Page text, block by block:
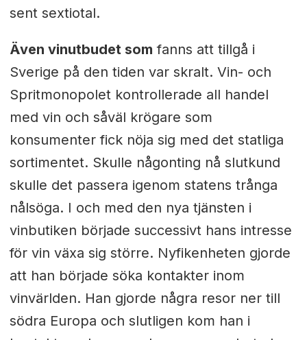
sent sextiotal.
Även vinutbudet som fanns att tillgå i
Sverige på den tiden var skralt. Vin- och
Spritmonopolet kontrollerade all handel
med vin och såväl krögare som
konsumenter fick nöja sig med det statliga
sortimentet. Skulle någonting nå slutkund
skulle det passera igenom statens trånga
nålsöga. I och med den nya tjänsten i
vinbutiken började successivt hans intresse
för vin växa sig större. Nyfikenheten gjorde
att han började söka kontakter inom
vinvärlden. Han gjorde några resor ner till
södra Europa och slutligen kom han i